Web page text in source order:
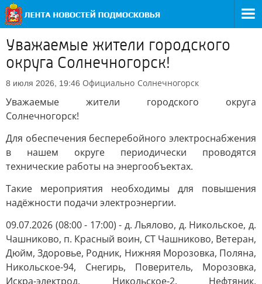
Уважаемые жители городского
округа Солнечногорск!
8 июля 2026, 19:46 Официально Солнечногорск
Уважаемые жители городского округа
Солнечногорск!
Для обеспечения бесперебойного электроснабжения
в нашем округе периодически проводятся
технические работы на энергообъектах.
Такие мероприятия необходимы для повышения
надёжности подачи электроэнергии.
09.07.2026 (08:00 - 17:00) - д. Льялово, д. Никольское, д.
Чашниково, п. Красный воин, СТ Чашниково, Ветеран,
Дюйм, Здоровье, Родник, Нижняя Морозовка, Поляна,
Никольское-94, Снегирь, Поверитель, Морозовка,
Искра-электрод, Никольское-2, Нефтяник,